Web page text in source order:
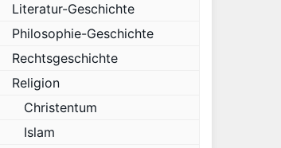
Literatur-Geschichte
Philosophie-Geschichte
Rechtsgeschichte
Religion
Christentum
Islam